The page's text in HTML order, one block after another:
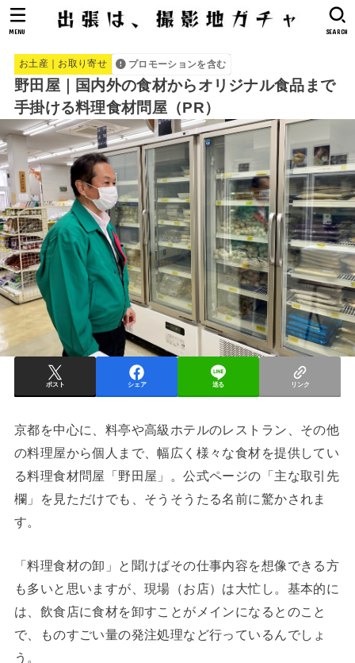
SEARCH
MENU
お土産｜お取り寄せ プロモーションを含む
野田屋｜国内外の食材からオリジナル食品まで
手掛ける料理食材問屋（PR）
ポスト シェア 送る リンク
京都を中心に、料亭や高級ホテルのレストラン、その他
の料理屋から個人まで、幅広く様々な食材を提供してい
る料理食材問屋「野田屋」。公式ページの「主な取引先
欄」を見ただけでも、そうそうたる名前に驚かされま
す。
「料理食材の卸」と聞けばその仕事内容を想像できる方
も多いと思いますが、現場（お店）は大忙し。基本的に
は、飲食店に食材を卸すことがメインになるとのこと
で、ものすごい量の発注処理など行っているんでしょ
う。